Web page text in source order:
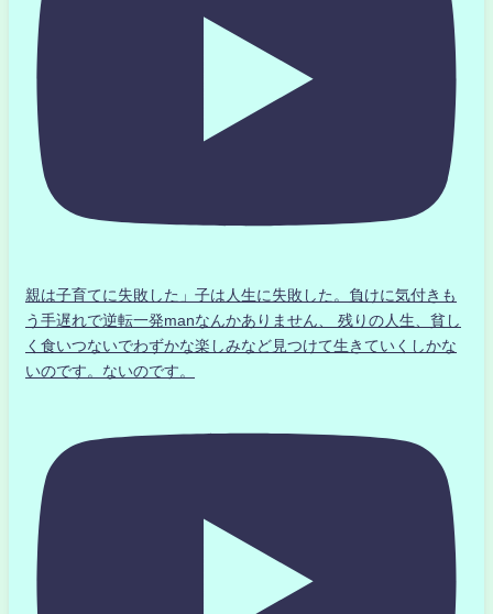
親は子育てに失敗した」子は人生に失敗した。負けに気付きも
う手遅れで逆転一発manなんかありません、 残りの人生、貧し
く食いつないでわずかな楽しみなど見つけて生きていくしかな
いのです。ないのです。